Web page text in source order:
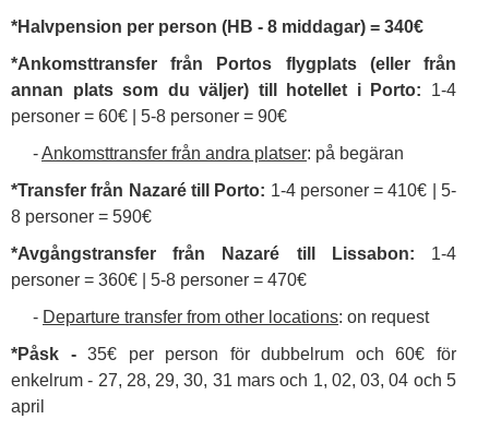
*Halvpension per person (HB - 8 middagar) = 340€
*Ankomsttransfer från Portos flygplats (eller från
annan plats som du väljer) till hotellet i Porto: 1-4
personer = 60€ | 5-8 personer = 90€
-Ankomsttransfer från andra platser: på begäran
*Transfer från Nazaré till Porto: 1-4 personer = 410€ | 5-
8 personer = 590€
*Avgångstransfer från Nazaré till Lissabon: 1-4
personer = 360€ | 5-8 personer = 470€
- Departure transfer from other locations: on request
*Påsk -35€ per person för dubbelrum och 60€ för
enkelrum - 27, 28, 29, 30, 31 mars och 1, 02, 03, 04 och 5
april